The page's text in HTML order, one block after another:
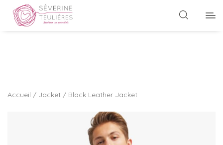
Accueil / Jacket / Black Leather Jacket